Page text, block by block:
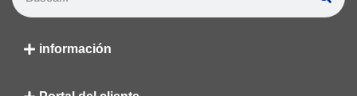
información